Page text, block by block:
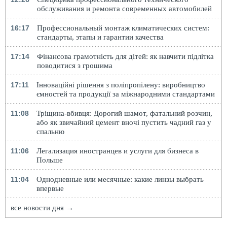
обслуживания и ремонта современных автомобилей
16:17
Профессиональный монтаж климатических систем:
стандарты, этапы и гарантии качества
17:14
Фінансова грамотність для дітей: як навчити підлітка
поводитися з грошима
17:11
Інноваційні рішення з поліпропілену: виробництво
ємностей та продукції за міжнародними стандартами
11:08
Тріщина-вбивця: Дорогий шамот, фатальний розчин,
або як звичайний цемент вночі пустить чадний газ у
спальню
11:06
Легализация иностранцев и услуги для бизнеса в
Польше
11:04
Однодневные или месячные: какие линзы выбрать
впервые
все новости дня →